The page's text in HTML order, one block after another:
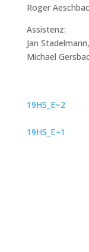
Roger
Assistenz:
Jan
Michael
19HS_E~2
19HS_E~1